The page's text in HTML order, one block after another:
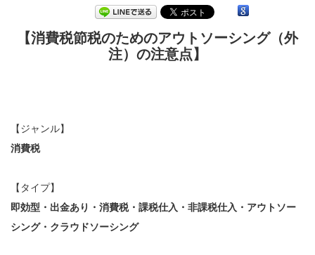
【消費税節税のためのアウトソーシング（外
注）の注意点】
【ジャンル】
消費税
【タイプ】
即効型・出金あり・消費税・課税仕入・非課税仕入・アウトソー
シング・クラウドソーシング